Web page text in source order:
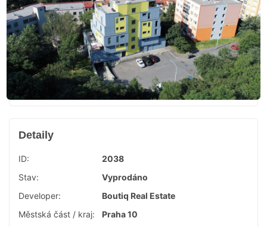
Detaily
ID:
2038
Stav:
Vyprodáno
Developer:
Boutiq Real Estate
Městská část / kraj:
Praha 10